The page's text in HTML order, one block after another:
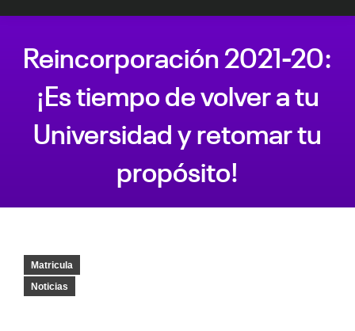
Reincorporación 2021-20:
¡Es tiempo de volver a tu
Universidad y retomar tu
propósito!
Matricula
Noticias